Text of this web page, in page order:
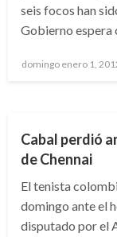
seis focos han
Gobierno espera
Publicado
domingo enero 1,
Cabal perdió
de Chennai
El tenista
domingo ante el
disputado por el